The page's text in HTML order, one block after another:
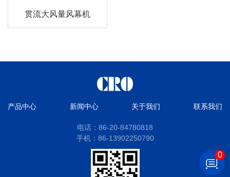
贯流大风量风幕机
产品中心 新闻中心 关于我们 联系我们
电话：86-20-84780818
手机：86-13902250790
0